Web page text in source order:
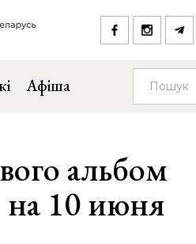
Афіша
альбом
на 10 июня